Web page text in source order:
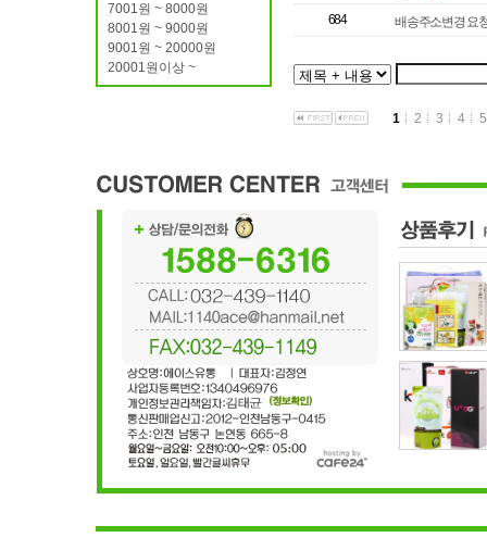
7001원 ~ 8000원
8001원 ~ 9000원
9001원 ~ 20000원
20001원이상 ~
684
배송주소변경 요
1 2 3 4 5